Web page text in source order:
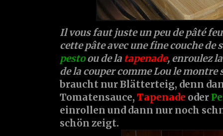
Il vous faut juste un peu de pâté
cette pâte avec une fine couche de
pestoou de la tapenade, enroulez
de la couper comme Lou le montre
braucht nur Blätterteig, denn
Tomatensauce, Tapenade oder
einrollen und dann nur noch
schön zeigt.